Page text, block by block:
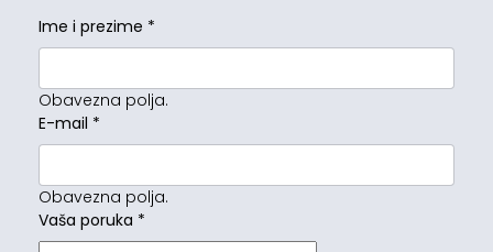
Ime i prezime *
Obavezna polja.
E-mail *
Obavezna polja.
Vaša poruka *